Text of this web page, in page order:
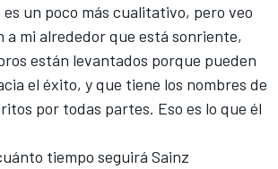
un poco más cualitativo, pero veo
a mi alrededor que está sonriente,
están levantados porque pueden
el éxito, y que tiene los nombres de
por todas partes. Eso es lo que él
tiempo seguirá Sainz